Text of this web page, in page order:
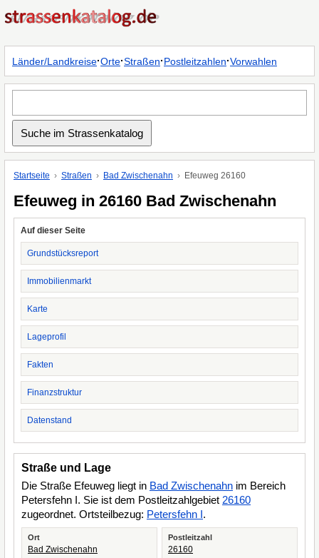
Länder/Landkreise·Orte·Straßen·Postleitzahlen·Vorwahlen
Startseite Straßen Bad Zwischenahn Efeuweg 26160
Efeuweg in 26160 Bad Zwischenahn
Auf dieser Seite
Grundstücksreport
Immobilienmarkt
Karte
Lageprofil
Fakten
Finanzstruktur
Datenstand
Straße und Lage
Die Straße Efeuweg liegt in Bad Zwischenahn im Bereich
Petersfehn I. Sie ist dem Postleitzahlgebiet 26160
zugeordnet. Ortsteilbezug: Petersfehn I.
Ort
Bad Zwischenahn
Postleitzahl
26160